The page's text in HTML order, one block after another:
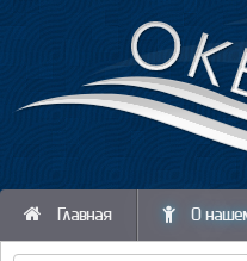
Главная О